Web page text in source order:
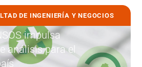
DE INGENIERÍA Y NEGOCIOS
impulsa
análisis para el